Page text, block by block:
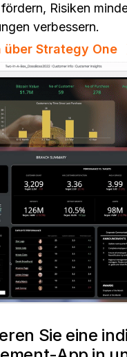
Risiken
verbessern.
über Strategy One
Sie eine